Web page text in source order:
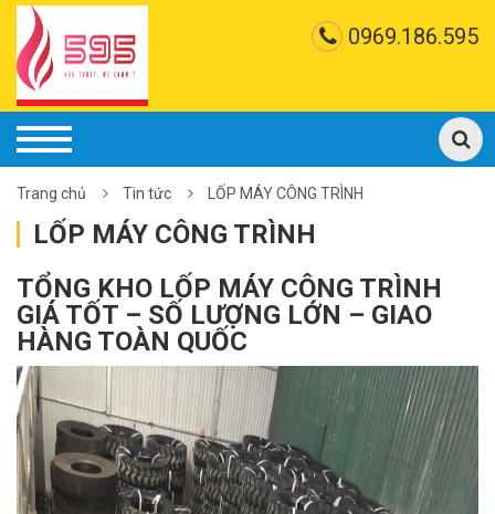
0969.186.595
Trang chủ Tin tức LỐP MÁY CÔNG TRÌNH
LỐP MÁY CÔNG TRÌNH
TỔNG KHO LỐP MÁY CÔNG TRÌNH
GIÁ TỐT – SỐ LƯỢNG LỚN – GIAO
HÀNG TOÀN QUỐC